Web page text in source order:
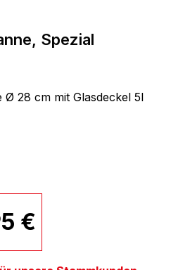
Spezial
28 cm mit Glasdeckel 5l
€